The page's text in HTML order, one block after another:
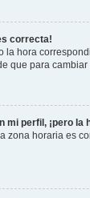
correcta!
la hora
que para
mi perfil, ¡pero
zona horaria es